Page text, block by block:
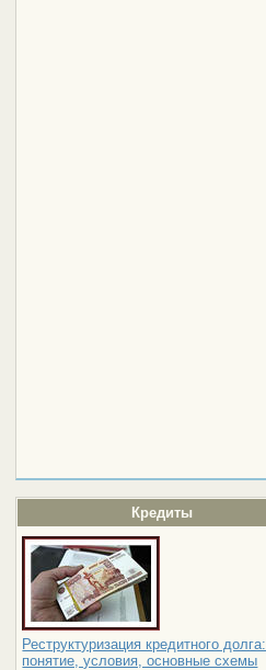
Кредиты
Реструктуризация кредитного долга:
понятие, условия, основные схемы